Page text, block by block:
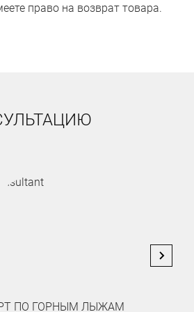
право на возврат товара.
ПО ГОРНЫМ ЛЫЖАМ